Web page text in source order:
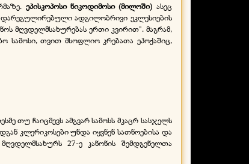
ეპისკოპოსი ნიკოდიმოსი (მილოში) ასეც
დარეგულირებული ადგილობრივი ეკლესიების
მღვდელმსახურებას ერთი კვირით". მაგრამ,
სამოსი, თვით მსოფლიო კრებათა ეპოქაშიც,
თუ ჩაიცმევს ამგვარ სამოსს მკაცრ სასჯელს
კლერიკოსები უნდა იყვნენ სათნოებისა და
27-ე კანონის შემდგენელთა